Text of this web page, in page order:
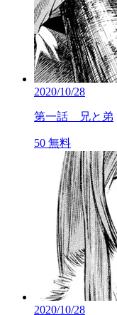
2020/10/28
第一話 兄と弟
50 無料
2020/10/28